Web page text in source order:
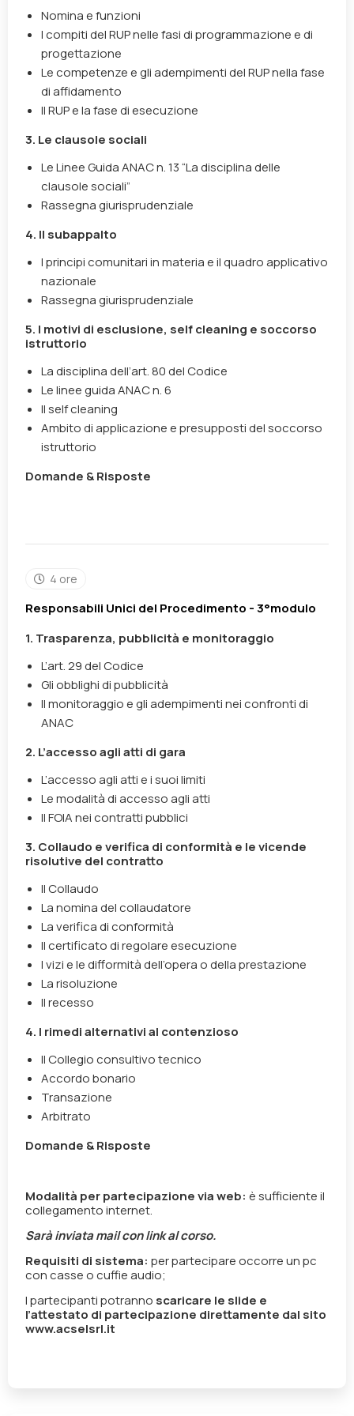
Nomina e funzioni
I compiti del RUP nelle fasi di programmazione e di
progettazione
Le competenze e gli adempimenti del RUP nella fase
di affidamento
Il RUP e la fase di esecuzione
3. Le clausole sociali
Le Linee Guida ANAC n. 13 “La disciplina delle
clausole sociali”
Rassegna giurisprudenziale
4. Il subappalto
I principi comunitari in materia e il quadro applicativo
nazionale
Rassegna giurisprudenziale
5. I motivi di esclusione, self cleaning e soccorso
istruttorio
La disciplina dell’art. 80 del Codice
Le linee guida ANAC n. 6
Ilself cleaning
Ambito di applicazione e presupposti del soccorso
istruttorio
Domande & Risposte
4 ore
Responsabili Unici del Procedimento - 3°modulo
1. Trasparenza, pubblicità e monitoraggio
L’art. 29 del Codice
Gli obblighi di pubblicità
Il monitoraggio e gli adempimenti nei confronti di
ANAC
2. L’accesso agli atti di gara
L’accesso agli atti e i suoi limiti
Le modalità di accesso agli atti
Il FOIA nei contratti pubblici
3. Collaudo e verifica di conformità e le vicende
risolutive del contratto
Il Collaudo
La nomina del collaudatore
La verifica di conformità
Il certificato di regolare esecuzione
I vizi e le difformità dell’opera o della prestazione
La risoluzione
Il recesso
4. I rimedi alternativi al contenzioso
Il Collegio consultivo tecnico
Accordo bonario
Transazione
Arbitrato
Domande & Risposte
Modalità per partecipazione via web:è sufficiente il
collegamento internet.
Sarà inviata mail con link al corso.
Requisiti di sistema:per partecipare occorre un pc
con casse o cuffie audio;
I partecipanti potranno scaricare le slide e
l’attestato di partecipazione direttamente dal sito
www.acselsrl.it